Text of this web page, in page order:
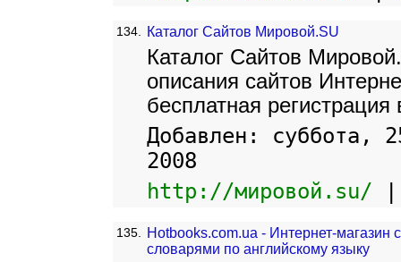
134. Каталог Сайтов Мировой.SU
Каталог Сайтов
описания сайтов
бесплатная регистрация
Добавлен: суббота,
2008
http://мировой.su/
135.
Hotbooks.com.ua - Интернет-
словарями по английскому языку